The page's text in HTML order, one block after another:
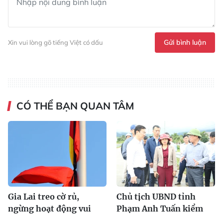
Xin vui lòng gõ tiếng Việt có dấu Gửi bình luận
CÓ THỂ BẠN QUAN TÂM
Gia Lai treo cờ rủ,
ngừng hoạt động vui
Chủ tịch UBND tỉnh
Phạm Anh Tuấn kiểm